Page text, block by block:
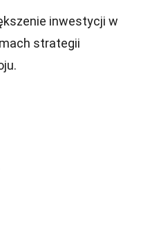
inwestycji w
strategii